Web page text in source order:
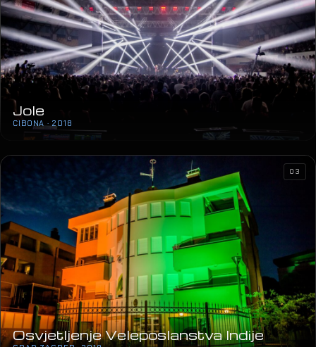
Jole
CIBONA · 2018
Osvjetljenje Veleposlanstva Indije
03